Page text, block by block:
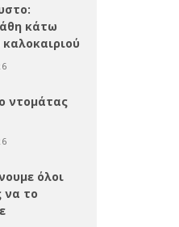
κάτω
ντομάτας
όλοι
να το